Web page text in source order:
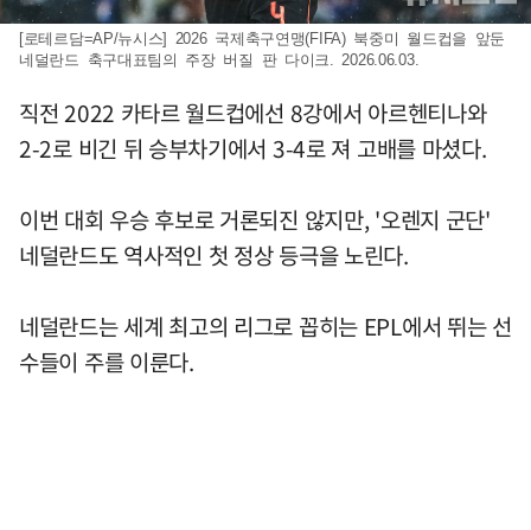
[로테르담=AP/뉴시스] 2026 국제축구연맹(FIFA) 북중미 월드컵을 앞둔
네덜란드 축구대표팀의 주장 버질 판 다이크. 2026.06.03.
직전 2022 카타르 월드컵에선 8강에서 아르헨티나와
2-2로 비긴 뒤 승부차기에서 3-4로 져 고배를 마셨다.
이번 대회 우승 후보로 거론되진 않지만, '오렌지 군단'
네덜란드도 역사적인 첫 정상 등극을 노린다.
네덜란드는 세계 최고의 리그로 꼽히는 EPL에서 뛰는 선
수들이 주를 이룬다.